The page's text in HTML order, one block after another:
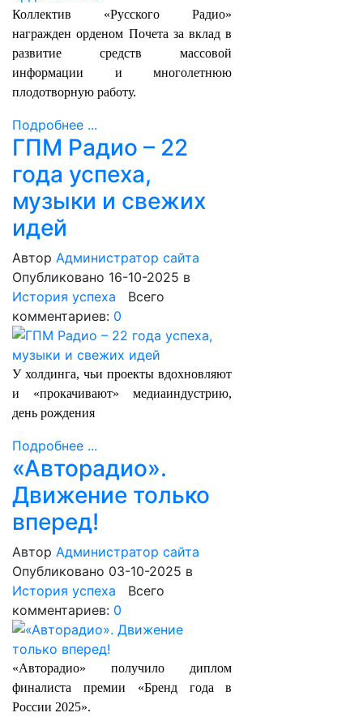
Коллектив «Русского Радио»
награжден орденом Почета за вклад в
развитие средств массовой
информации и многолетнюю
плодотворную работу.
Подробнее ...
ГПМ Радио – 22
года успеха,
музыки и свежих
идей
Автор Администратор сайта
Опубликовано 16-10-2025 в
История успеха Всего
комментариев: 0
У холдинга, чьи проекты вдохновляют
и «прокачивают» медиаиндустрию,
день рождения
Подробнее ...
«Авторадио».
Движение только
вперед!
Автор Администратор сайта
Опубликовано 03-10-2025 в
История успеха Всего
комментариев: 0
«Авторадио» получило диплом
финалиста премии «Бренд года в
России 2025».